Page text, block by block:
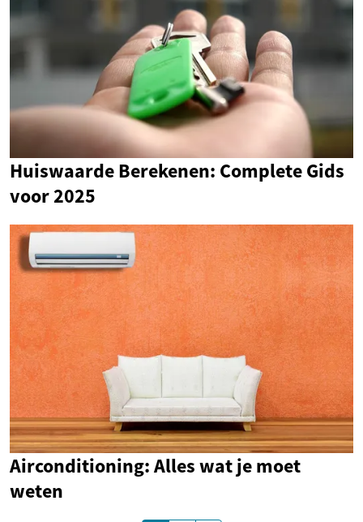
Huiswaarde Berekenen: Complete Gids
voor 2025
Airconditioning: Alles wat je moet
weten